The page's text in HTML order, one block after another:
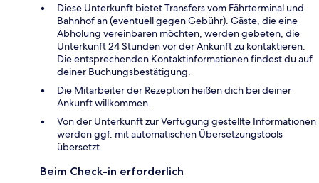
Diese Unterkunft bietet Transfers vom Fährterminal und
Bahnhof an (eventuell gegen Gebühr). Gäste, die eine
Abholung vereinbaren möchten, werden gebeten, die
Unterkunft 24 Stunden vor der Ankunft zu kontaktieren.
Die entsprechenden Kontaktinformationen findest du auf
deiner Buchungsbestätigung.
Die Mitarbeiter der Rezeption heißen dich bei deiner
Ankunft willkommen.
Von der Unterkunft zur Verfügung gestellte Informationen
werden ggf. mit automatischen Übersetzungstools
übersetzt.
Beim Check-in erforderlich